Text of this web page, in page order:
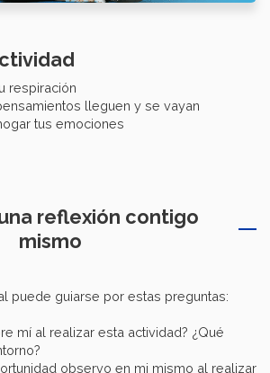
respiración
lleguen y se vayan
tus emociones
reflexión contigo
mismo
puede guiarse por estas preguntas:
mí al realizar esta actividad? ¿Qué
observo en mi mismo al realizar